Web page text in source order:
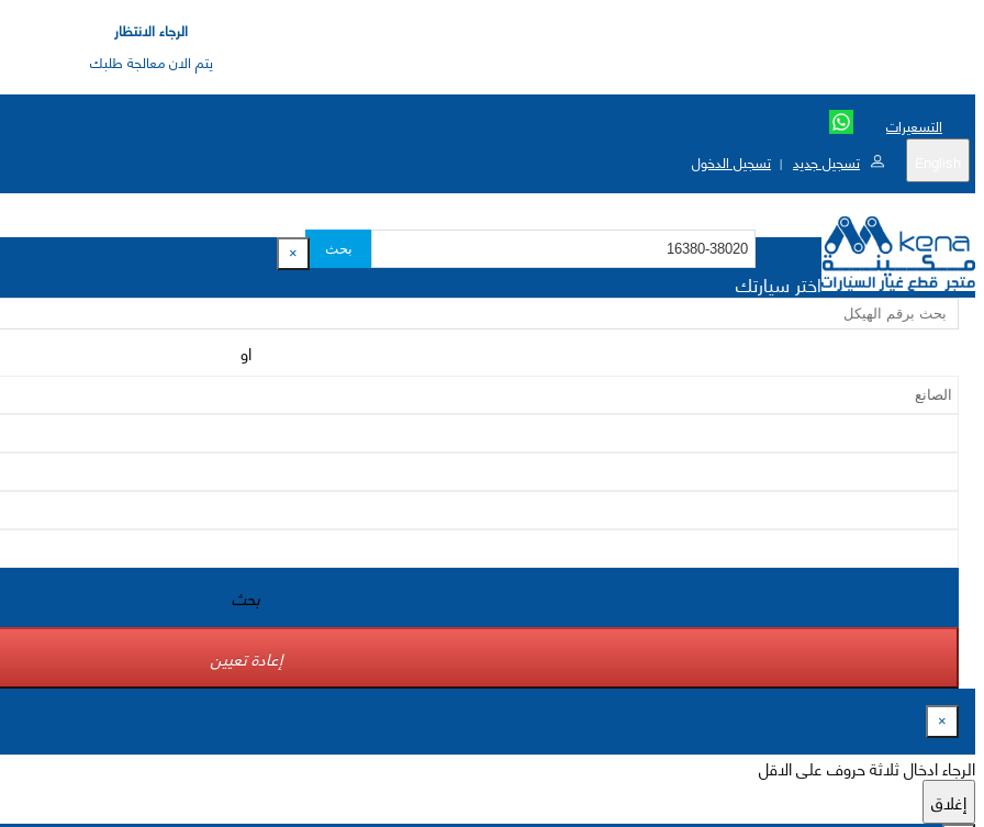
الرجاء الانتظار
يتم الان معالجة طلبك
التسعيرات
تسجيل جديد | تسجيل الدخول
بحث ×
اختر سيارتك
او
بحث
إعادة تعيين
×
الرجاء ادخال ثلاثة حروف على الاقل
إغلاق